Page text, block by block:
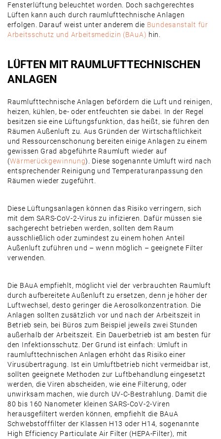
Fensterlüftung beleuchtet worden. Doch sachgerechtes
Lüften kann auch durch raumlufttechnische Anlagen
erfolgen. Darauf weist unter anderem die Bundesanstalt für
Arbeitsschutz und Arbeitsmedizin (BAuA) hin.
LÜFTEN MIT RAUMLUFTTECHNISCHEN
ANLAGEN
Raumlufttechnische Anlagen befördern die Luft und reinigen,
heizen, kühlen, be- oder entfeuchten sie dabei. In der Regel
besitzen sie eine Lüftungsfunktion, das heißt, sie führen den
Räumen Außenluft zu. Aus Gründen der Wirtschaftlichkeit
und Ressourcenschonung bereiten einige Anlagen zu einem
gewissen Grad abgeführte Raumluft wieder auf
(Wärmerückgewinnung). Diese sogenannte Umluft wird nach
entsprechender Reinigung und Temperaturanpassung den
Räumen wieder zugeführt.
Diese Lüftungsanlagen können das Risiko verringern, sich
mit dem SARS-CoV-2-Virus zu infizieren. Dafür müssen sie
sachgerecht betrieben werden, sollten dem Raum
ausschließlich oder zumindest zu einem hohen Anteil
Außenluft zuführen und – wenn möglich – geeignete Filter
verwenden.
Die BAuA empfiehlt, möglicht viel der verbrauchten Raumluft
durch aufbereitete Außenluft zu ersetzen, denn je höher der
Luftwechsel, desto geringer die Aerosolkonzentration. Die
Anlagen sollten zusätzlich vor und nach der Arbeitszeit in
Betrieb sein, bei Büros zum Beispiel jeweils zwei Stunden
außerhalb der Arbeitszeit. Ein Dauerbetrieb ist am besten für
den Infektionsschutz. Der Grund ist einfach: Umluft in
raumlufttechnischen Anlagen erhöht das Risiko einer
Virusübertragung. Ist ein Umluftbetrieb nicht vermeidbar ist,
sollten geeignete Methoden zur Luftbehandlung eingesetzt
werden, die Viren abscheiden, wie eine Filterung, oder
unwirksam machen, wie durch UV-C-Bestrahlung. Damit die
80 bis 160 Nanometer kleinen SARS-CoV-2-Viren
herausgefiltert werden können, empfiehlt die BAuA
Schwebstofffilter der Klassen H13 oder H14, sogenannte
High Efficiency Particulate Air Filter (HEPA-Filter), mit